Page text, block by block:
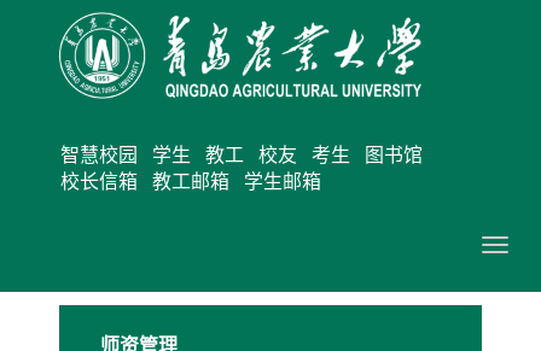
智慧校园 学生 教工 校友 考生
图书馆
校长信箱
教工邮箱 学生邮箱
切
换
师资管理